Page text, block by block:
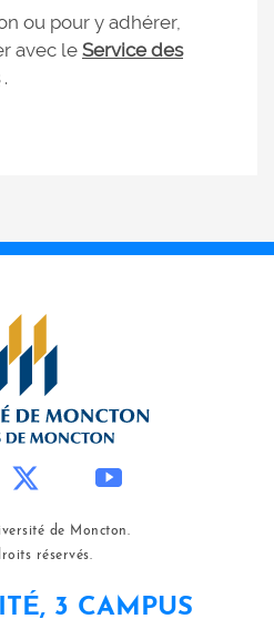
ou pour y adhérer,
avec le Service des
.
de Moncton.
réservés.
3 CAMPUS